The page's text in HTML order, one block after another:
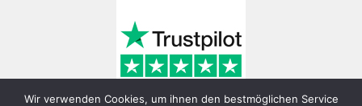
Wir verwenden Cookies, um ihnen den bestmöglichen Service